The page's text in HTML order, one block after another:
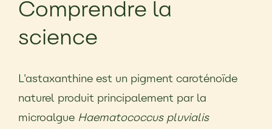
Comprendre la
science
L'astaxanthine est un pigment caroténoïde
naturel produit principalement par la
microalgue Haematococcus pluvialis